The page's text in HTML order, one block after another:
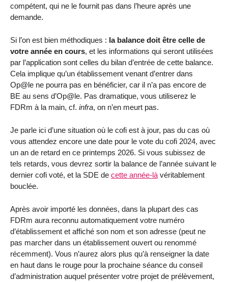
compétent, qui ne le fournit pas dans l’heure après une
demande.
Si l’on est bien méthodiques : la balance doit être celle de
votre année en cours, et les informations qui seront utilisées
par l’application sont celles du bilan d’entrée de cette balance.
Cela implique qu’un établissement venant d’entrer dans
Op@le ne pourra pas en bénéficier, car il n’a pas encore de
BE au sens d’Op@le. Pas dramatique, vous utiliserez le
FDRm à la main, cf. infra, on n’en meurt pas.
Je parle ici d’une situation où le cofi est à jour, pas du cas où
vous attendez encore une date pour le vote du cofi 2024, avec
un an de retard en ce printemps 2026. Si vous subissez de
tels retards, vous devrez sortir la balance de l’année suivant le
dernier cofi voté, et la SDE de cette année-là véritablement
bouclée.
Après avoir importé les données, dans la plupart des cas
FDRm aura reconnu automatiquement votre numéro
d’établissement et affiché son nom et son adresse (peut ne
pas marcher dans un établissement ouvert ou renommé
récemment). Vous n’aurez alors plus qu’à renseigner la date
en haut dans le rouge pour la prochaine séance du conseil
d’administration auquel présenter votre projet de prélèvement,